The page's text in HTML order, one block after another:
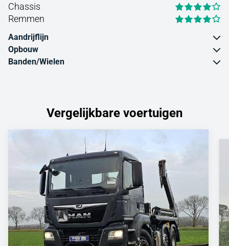
Chassis
Remmen
Aandrijflijn
Opbouw
Banden/Wielen
Vergelijkbare voertuigen